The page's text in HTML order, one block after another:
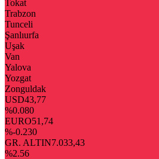
Tokat
Trabzon
Tunceli
Şanlıurfa
Uşak
Van
Yalova
Yozgat
Zonguldak
USD43,77
%0.080
EURO51,74
%-0.230
GR. ALTIN7.033,43
%2.56